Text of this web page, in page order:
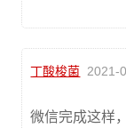
丁酸梭菌 2021-
微信完成这样